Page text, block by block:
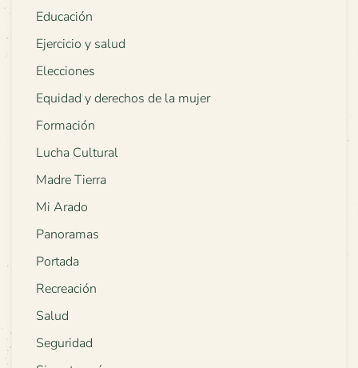
Educación
Ejercicio y salud
Elecciones
Equidad y derechos de la mujer
Formación
Lucha Cultural
Madre Tierra
Mi Arado
Panoramas
Portada
Recreación
Salud
Seguridad